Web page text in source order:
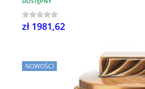
zł 1981,62
NOWOŚCI